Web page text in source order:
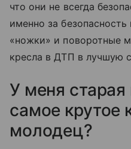
что они не всегда
именно за
«ножки» и поворотные
кресла в ДТП в лучшую
У меня
самое крутое
молодец?